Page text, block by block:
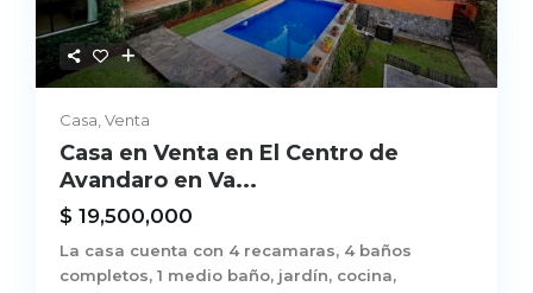
Casa Venta
Casa en Venta en El Centro de
Avandaro en Va...
$ 19,500,000
La casa cuenta con 4 recamaras, 4 baños
completos, 1 medio baño, jardín, cocina,